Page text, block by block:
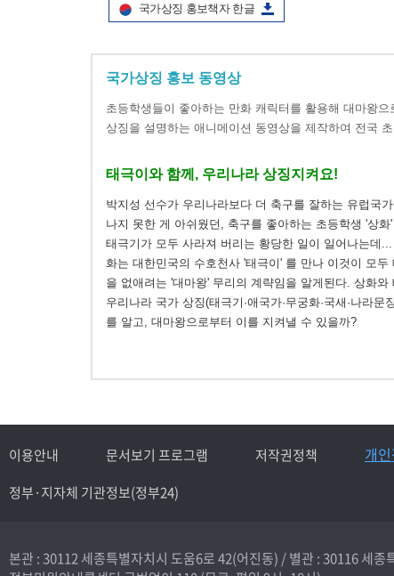
국가상징 홍보책자 한글
국가상징 홍보 동영상
초등학생들이 좋아하는 만화 캐릭터를 활용해 대마왕
상징을 설명하는 애니메이션 동영상을 제작하여 전국
태극이와 함께, 우리나라 상징지켜요!
박지성 선수가 우리나라보다 더 축구를 잘하는 유럽국
나지 못한 게 아쉬웠던, 축구를 좋아하는 초등학생 '상화
태극기가 모두 사라져 버리는 황당한 일이 일어나는데
화는 대한민국의 수호천사 '태극이' 를 만나 이것이 모두
을 없애려는 '대마왕' 무리의 계략임을 알게된다. 상화와
우리나라 국가 상징(태극기·애국가·무궁화·국새·나라문
를 알고, 대마왕으로부터 이를 지켜낼 수 있을까?
이용안내 문서보기 프로그램 저작권정책 개
정부·지자체 기관정보(정부24)
본관 : 30112 세종특별자치시 도움6로 42(어진동) /별관 : 30116 세종